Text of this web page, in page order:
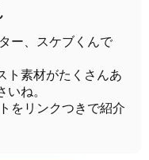
ー、スケブくんで
ト素材がたくさんあ
いね。
をリンクつきで紹介